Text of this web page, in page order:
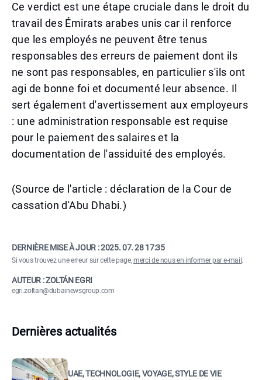
Ce verdict est une étape cruciale dans le droit du
travail des Émirats arabes unis car il renforce
que les employés ne peuvent être tenus
responsables des erreurs de paiement dont ils
ne sont pas responsables, en particulier s'ils ont
agi de bonne foi et documenté leur absence. Il
sert également d'avertissement aux employeurs
: une administration responsable est requise
pour le paiement des salaires et la
documentation de l'assiduité des employés.
(Source de l'article : déclaration de la Cour de
cassation d'Abu Dhabi.)
DERNIÈRE MISE À JOUR :2025. 07. 28 17:35
Si vous trouvez une erreur sur cette page,merci de nous en informer par e-mail .
AUTEUR : ZOLTÁN EGRI
egri.zoltan@dubainewsgroup.com
Dernières actualités
UAE, TECHNOLOGIE, VOYAGE, STYLE DE VIE